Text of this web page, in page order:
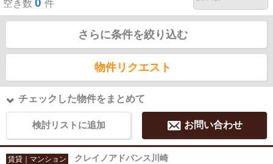
空き数 0 件
さらに条件を絞り込む
物件リクエスト
チェックした物件をまとめて
検討リストに追加 お問い合わせ
賃貸｜マンション クレイノアドバンス川崎